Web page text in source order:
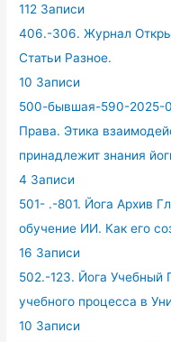
112 Записи
406.-306. Журнал
Статьи Разное.
10 Записи
500-бывшая-590-2025-
Права. Этика
принадлежит знания
4 Записи
501- .-801. Йога Архив
обучение ИИ. Как его
16 Записи
502.-123. Йога Учебный
учебного процесса в
10 Записи